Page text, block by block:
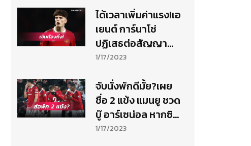
ได้เวลาเพิ่มค่าแรง!เอ
เยนต์ การ์นาโช่
ปฏิเสธต่อสัญญา
ใหม่ แมนยู
1/17/2023
จับนั่งพักดีมั้ย?เผย
ชื่อ 2 แข้ง แมนยู ชวด
บู๊ อาร์เซน่อล หากซิว
ใบเหลืองเพิ่ม
1/17/2023